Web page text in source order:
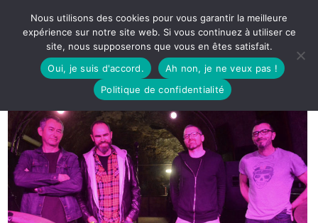
Nous utilisons des cookies pour vous garantir la meilleure
expérience sur notre site web. Si vous continuez à utiliser ce
site, nous supposerons que vous en êtes satisfait.
Oui, je suis d'accord.
Ah non, je ne veux pas !
Politique de confidentialité